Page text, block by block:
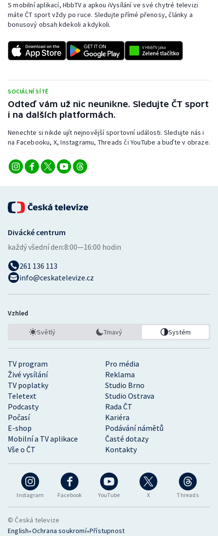
Rychlobruslení
Short track
Sportovní střelba
Stolní tenis
Triatlon
Vodní slalom
Volejbal
S mobilní aplikací, HbbTV a apkou iVysílání ve své chytré televizi
máte ČT sport vždy po ruce. Sledujte přímé přenosy, články a
bonusový obsah kdekoli a kdykoli.
SOCIÁLNÍ SÍTĚ
Odteď vám už nic neunikne. Sledujte ČT sport
i na dalších platformách.
Nenechte si nikde ujít nejnovější sportovní události. Sledujte nás i
na Facebooku, X, Instagramu, Threads či YouTube a buďte v obraze.
Instagram Facebook YouTube X Threads
TV program
Pro média
Živé vysílání
Reklama
TV poplatky
Studio Brno
Teletext
Studio Ostrava
Podcasty
Rada ČT
Počasí
Kariéra
E-shop
Podávání námětů
Mobilní a TV aplikace
Časté dotazy
Vše o ČT
Kontakty
Divácké centrum
každý všední den:8:00—16:00 hodin
261 136 113
info@ceskatelevize.cz
Vzhled
Světlý Tmavý Systém
© Česká televize
English•Ochrana soukromí•Přístupnost